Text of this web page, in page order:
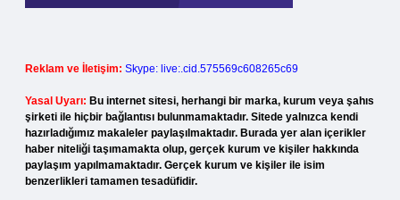
Reklam ve İletişim: Skype: live:.cid.575569c608265c69
Yasal Uyarı: Bu internet sitesi, herhangi bir marka, kurum veya şahıs
şirketi ile hiçbir bağlantısı bulunmamaktadır. Sitede yalnızca kendi
hazırladığımız makaleler paylaşılmaktadır. Burada yer alan içerikler
haber niteliği taşımamakta olup, gerçek kurum ve kişiler hakkında
paylaşım yapılmamaktadır. Gerçek kurum ve kişiler ile isim
benzerlikleri tamamen tesadüfidir.